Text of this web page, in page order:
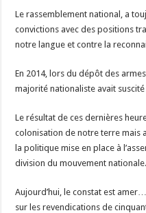
Le rassemblement national, a
convictions avec des positions
notre langue et contre la
En 2014, lors du dépôt des
majorité nationaliste avait
Le résultat de ces dernières
colonisation de notre terre mais
la politique mise en place à
division du mouvement nationale.
Aujourd’hui, le constat est
sur les revendications de